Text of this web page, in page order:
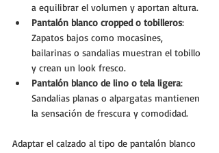
a equilibrar el volumen y aportan altura.
Pantalón blanco cropped o tobilleros:
Zapatos bajos como mocasines,
bailarinas o sandalias muestran el tobillo
y crean un look fresco.
Pantalón blanco de lino o tela ligera:
Sandalias planas o alpargatas mantienen
la sensación de frescura y comodidad.
Adaptar el calzado al tipo de pantalón blanco